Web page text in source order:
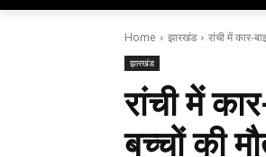
Home झारखंड रांची में कार-
झारखंड
रांची में
बच्चों की